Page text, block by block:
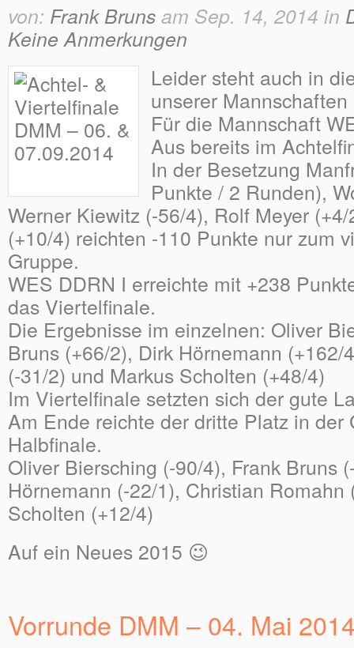
von: Frank Bruns am Sep. 14, 2014 in
Keine Anmerkungen
Leider steht auch in
unserer
Für die Mannschaft
Aus bereits im
In der Besetzung
Punkte / 2 Runden),
Werner Kiewitz (-56/4), Rolf Meyer
(+10/4) reichten -110 Punkte nur zum
Gruppe.
WES DDRN I erreichte mit +238
das Viertelfinale.
Die Ergebnisse im einzelnen: Oliver
Bruns (+66/2), Dirk Hörnemann
(-31/2) und Markus Scholten (+48/4)
Im Viertelfinale setzten sich der gute
Am Ende reichte der dritte Platz in der
Halbfinale.
Oliver Biersching (-90/4), Frank Bruns
Hörnemann (-22/1), Christian Romahn
Scholten (+12/4)
Auf ein Neues 2015 😉
Vorrunde DMM – 04. Mai